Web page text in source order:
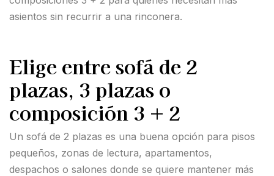
asientos sin recurrir a una rinconera.
Elige entre sofá de 2
plazas, 3 plazas o
composición 3 + 2
Un sofá de 2 plazas es una buena opción para pisos
pequeños, zonas de lectura, apartamentos,
despachos o salones donde se quiere mantener más